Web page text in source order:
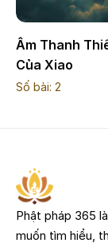
Âm Thanh
Của Xiao
Số bài: 2
Phật pháp 365
muốn tìm hiểu,